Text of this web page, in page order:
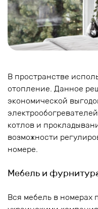
В пространстве
отопление. Данное
экономической
котлов и
возможности
номере.
Мебель и
Вся мебель в номерах